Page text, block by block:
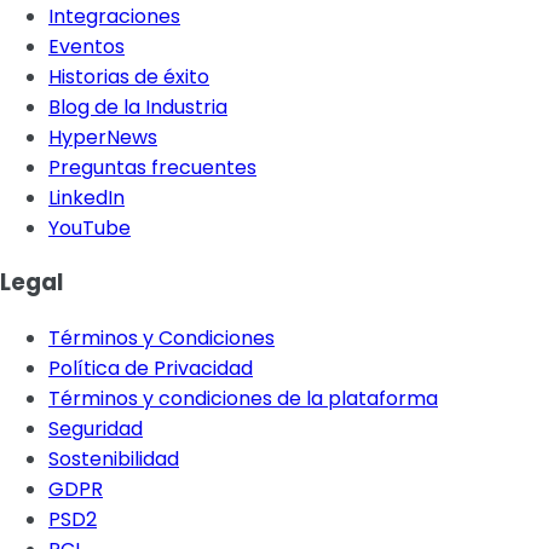
Integraciones
Eventos
Historias de éxito
Blog de la Industria
HyperNews
Preguntas frecuentes
LinkedIn
YouTube
Legal
Términos y Condiciones
Política de Privacidad
Términos y condiciones de la plataforma
Seguridad
Sostenibilidad
GDPR
PSD2